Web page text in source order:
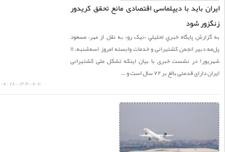
باید با دیپلماسی اقتصادی مانع تحقق کریدور
شود
پايگاه خبري تحليلي «نيک رو» به نقل از مهر، مسعود
پل‌مه دبیر انجمن کشتیرانی و خدمات وابسته امروز (سه‌شنبه، ۱۱
در نشست خبری با بیان اینکه تشکل ملی کشتیرانی
قدمتی بالغ بر ۷۲ سال است و ...
۱۴۰۴-۰۶-۱۱ - ۲۸ : ۰۸